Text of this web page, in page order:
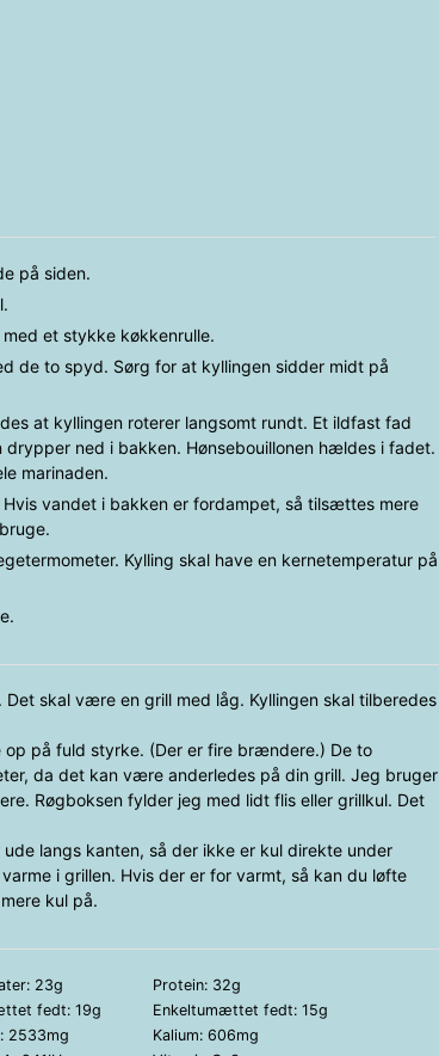
på siden.
et stykke køkkenrulle.
de to spyd. Sørg for at kyllingen sidder midt på
at kyllingen roterer langsomt rundt. Et ildfast fad
ned i bakken. Hønsebouillonen hældes i fadet.
marinaden.
vandet i bakken er fordampet, så tilsættes mere
Kylling skal have en kernetemperatur på
skal være en grill med låg. Kyllingen skal tilberedes
på fuld styrke. (Der er fire brændere.) De to
da det kan være anderledes på din grill. Jeg bruger
Røgboksen fylder jeg med lidt flis eller grillkul. Det
langs kanten, så der ikke er kul direkte under
i grillen. Hvis der er for varmt, så kan du løfte
kul på.
23g Protein: 32g
fedt: 19g Enkeltumættet fedt: 15g
2533mg Kalium: 606mg